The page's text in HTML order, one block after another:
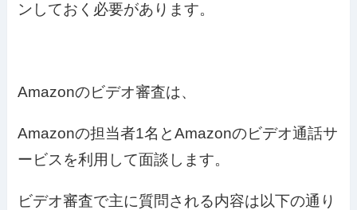
ンしておく必要があります。
Amazonのビデオ審査は、
Amazonの担当者1名とAmazonのビデオ通話サ
ービスを利用して面談します。
ビデオ審査で主に質問される内容は以下の通り